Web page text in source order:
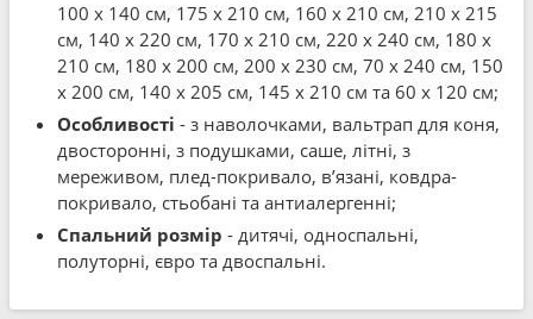
100 x 140 см, 175 x 210 см, 160 x 210 см, 210 x 215
см, 140 x 220 см, 170 x 210 см, 220 x 240 см, 180 x
210 см, 180 x 200 см, 200 x 230 см, 70 x 240 см, 150
x 200 см, 140 x 205 см, 145 x 210 см та 60 x 120 см;
Особливості - з наволочками, вальтрап для коня,
двосторонні, з подушками, саше, літні, з
мереживом, плед-покривало, в’язані, ковдра-
покривало, стьобані та антиалергенні;
Спальний розмір - дитячі, односпальні,
полуторні, євро та двоспальні.